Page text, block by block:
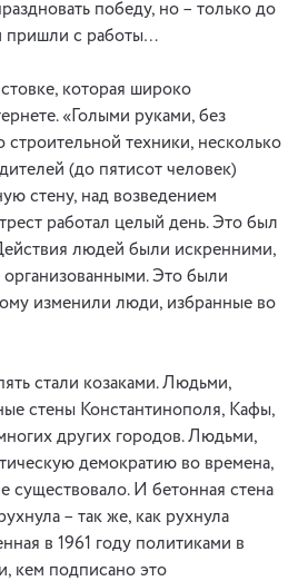
победу, но – только до
пришли с работы…
которая широко
«Голыми руками, без
техники, несколько
(до пятисот человек)
стену, над возведением
работал целый день. Это был
людей были искренними,
Это были
изменили люди, избранные во
стали козаками. Людьми,
стены Константинополя, Кафы,
других городов. Людьми,
демократию во времена,
существовало. И бетонная стена
– так же, как рухнула
в 1961 году политиками в
кем подписано это